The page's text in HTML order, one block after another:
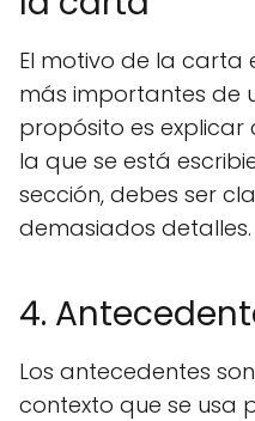
El motivo de la carta
más importantes de
propósito es
la que se está
sección, debes ser
demasiados detalles.
4.
Los antecedentes
contexto que se usa